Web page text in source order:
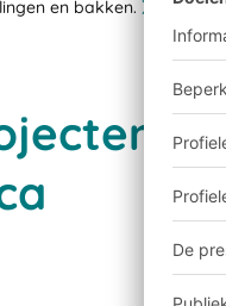
en bakken.